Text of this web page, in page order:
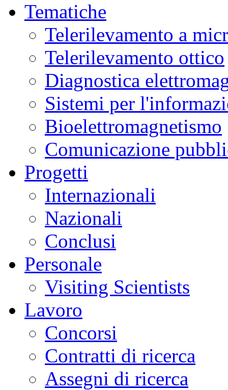
Tematiche
Telerilevamento a
Telerilevamento ottico
Diagnostica
Sistemi per
Bioelettromagnetismo
Comunicazione
Progetti
Internazionali
Nazionali
Conclusi
Personale
Visiting Scientists
Lavoro
Concorsi
Contratti di ricerca
Assegni di ricerca